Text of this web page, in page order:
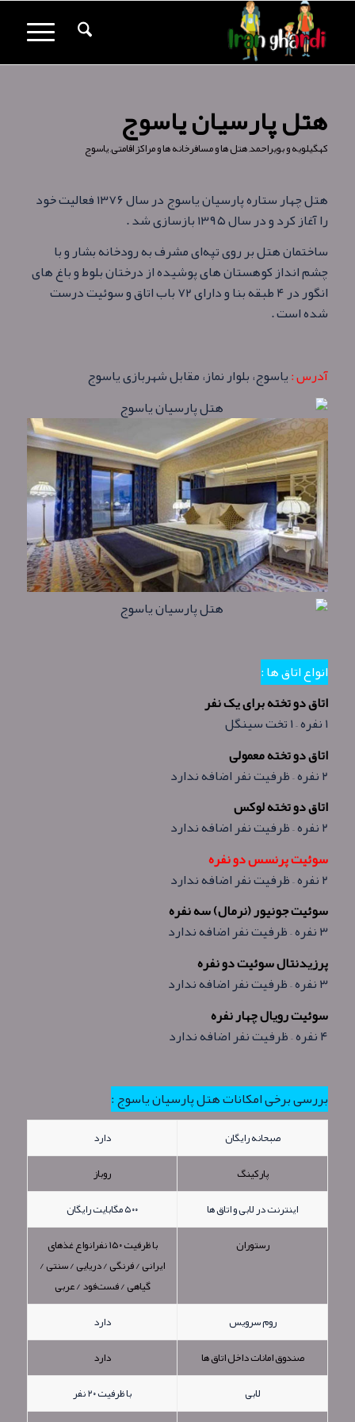
هتل پارسیان یاسوج
کهگیلویه و بویراحمد,هتل ها و مسافرخانه ها و مراکز اقامتی,یاسوج
هتل چهار ستاره پارسیان یاسوج در سال ۱۳۷۶ فعالیت خود
را آغاز کرد و در سال ۱۳۹۵ بازسازی شد .
ساختمان هتل بر روی تپه‌ای مشرف به رودخانه بشار و با
چشم انداز كوهستان‌‌ های پوشيده از درختان بلوط و باغ‌ های
انگور در ۴ طبقه بنا و دارای ۷۲ باب اتاق و سوئیت درست
شده است .
آدرس :یاسوج، بلوار نماز، مقابل شهربازی یاسوج
انواع اتاق ها :
اتاق دو تخته برای یک نفر
۱ نفره – ۱ تخت سینگل
اتاق دو تخته معمولی
۲ نفره – ظرفیت نفر اضافه ندارد
اتاق دو تخته لوکس
۲ نفره – ظرفیت نفر اضافه ندارد
سوئیت پرنسس دو نفره
۲ نفره – ظرفیت نفر اضافه ندارد
سوئیت جونیور (نرمال) سه نفره
۳ نفره – ظرفیت نفر اضافه ندارد
پرزیدنتال سوئیت دو نفره
۳ نفره – ظرفیت نفر اضافه ندارد
سوئیت رویال چهار نفره
۴ نفره – ظرفیت نفر اضافه ندارد
بررسی برخی امکانات هتل پارسیان یاسوج :
صبحانه رایگان
دارد
پارکینگ
روباز
اینترنت در لابی و اتاق ها
۵۰۰ مگابایت رایگان
رستوران
با ظرفیت ۱۵۰ نفرانواع غذهای
ایرانی / فرنگی / دریایی / سنتی /
گیاهی / فست‌فود / عربی
روم سرویس
دارد
صندوق امانات داخل اتاق ها
دارد
لابی
با ظرفیت ۲۰ نفر